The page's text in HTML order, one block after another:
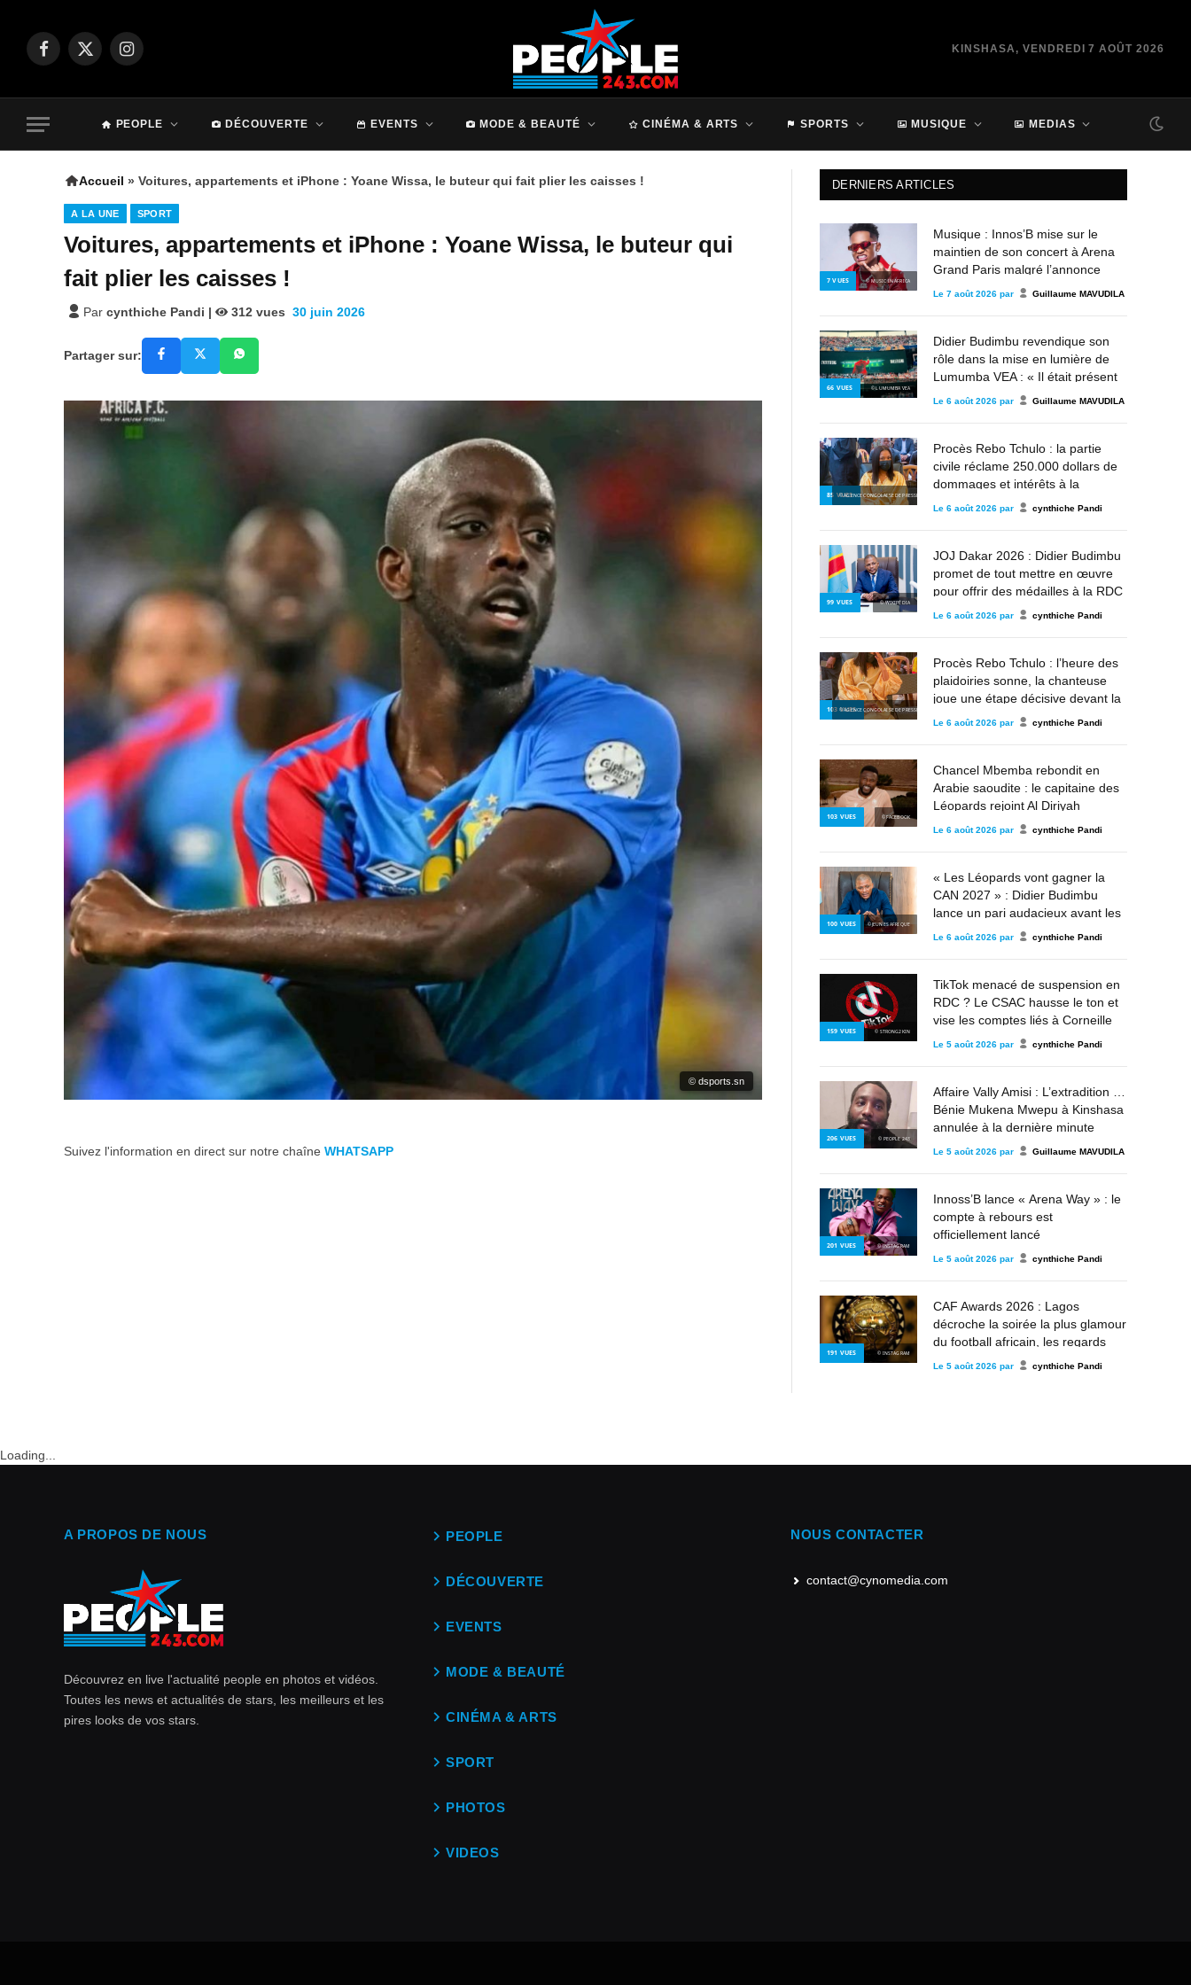
Facebook
X
Instagram
KINSHASA, VENDREDI 7 AOÛT 2026
PEOPLE DÉCOUVERTE EVENTS MODE & BEAUTÉ CINÉMA & ARTS SPORTS MUSIQUE MEDIAS
Accueil » Voitures, appartements et iPhone : Yoane Wissa, le buteur qui fait plier les caisses !
A LA UNE SPORT
Voitures, appartements et iPhone : Yoane Wissa, le buteur qui
fait plier les caisses !
Par cynthiche Pandi | 312 vues 30 juin 2026
Partager sur:
© dsports.sn
Suivez l'information en direct sur notre chaîne WHATSAPP
DERNIERS ARTICLES
7 VUES © MUSIC IN AFRICA
Musique : Innos’B mise sur le
maintien de son concert à Arena
Grand Paris malgré l’annonce
d’annulation
Le 7 août 2026 par Guillaume MAVUDILA
66 VUES © LUMUMBA VEA
Didier Budimbu revendique son
rôle dans la mise en lumière de
Lumumba VEA : « Il était présent
depuis 2013, mais personne n’en
Le 6 août 2026 par Guillaume MAVUDILA
85 VUES
© AGENCE CONGOLAISE DE PRESSE
Procès Rebo Tchulo : la partie
civile réclame 250.000 dollars de
dommages et intérêts à la
chanteuse
Le 6 août 2026 par cynthiche Pandi
99 VUES © WIKIPÉDIA
JOJ Dakar 2026 : Didier Budimbu
promet de tout mettre en œuvre
pour offrir des médailles à la RDC
Le 6 août 2026 par cynthiche Pandi
103 VUES
© AGENCE CONGOLAISE DE PRESSE
Procès Rebo Tchulo : l’heure des
plaidoiries sonne, la chanteuse
joue une étape décisive devant la
justice militaire
Le 6 août 2026 par cynthiche Pandi
103 VUES © FACEBOOK
Chancel Mbemba rebondit en
Arabie saoudite : le capitaine des
Léopards rejoint Al Diriyah
Le 6 août 2026 par cynthiche Pandi
100 VUES © JEUNES AFRIQUE
« Les Léopards vont gagner la
CAN 2027 » : Didier Budimbu
lance un pari audacieux avant les
éliminatoires
Le 6 août 2026 par cynthiche Pandi
159 VUES © STRONG2KIN
TikTok menacé de suspension en
RDC ? Le CSAC hausse le ton et
vise les comptes liés à Corneille
Nangaa, au M23 et à l’AFC
Le 5 août 2026 par cynthiche Pandi
206 VUES © PEOPLE 243
Affaire Vally Amisi : L’extradition de
Bénie Mukena Mwepu à Kinshasa
annulée à la dernière minute
Le 5 août 2026 par Guillaume MAVUDILA
201 VUES © INSTAGRAM
Innoss’B lance « Arena Way » : le
compte à rebours est
officiellement lancé
Le 5 août 2026 par cynthiche Pandi
191 VUES © INSTAGRAM
CAF Awards 2026 : Lagos
décroche la soirée la plus glamour
du football africain, les regards
déjà tournés vers les futurs rois du
Le 5 août 2026 par cynthiche Pandi
Loading...
A PROPOS DE NOUS
Découvrez en live l'actualité people en photos et vidéos.
Toutes les news et actualités de stars, les meilleurs et les
pires looks de vos stars.
PEOPLE
DÉCOUVERTE
EVENTS
MODE & BEAUTÉ
CINÉMA & ARTS
SPORT
PHOTOS
VIDEOS
NOUS CONTACTER
contact@cynomedia.com